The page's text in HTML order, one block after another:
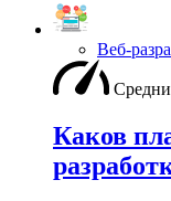
Веб-
Каков